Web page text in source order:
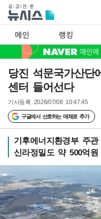
메인 랭킹
당진 석문국가산단
센터 들어선다
기사등록 2026/07/08 10:47:45
구글에서 선호하는 매체로 추가
기후에너지환경부 주
신라정밀도 약 500억원